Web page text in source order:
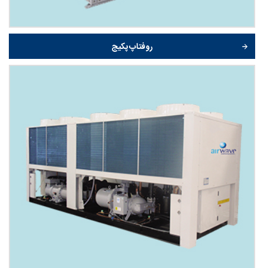
روفتاپ پکیج